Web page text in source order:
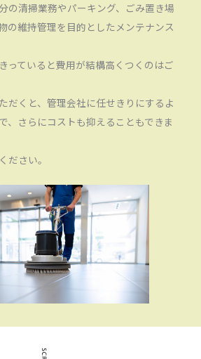
の清掃業務やパーキング、ごみ置き場
の維持管理を目的としたメンテナンス
っていると費用が結構高くつくのはご
だくと、管理会社に任せきりにするよ
、さらにコストも抑えることもできま
ださい。